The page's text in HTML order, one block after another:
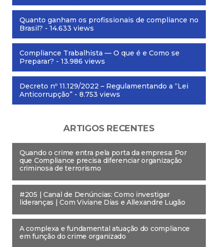
Quanto ganham os profissionais de compliance no
Brasil? - 14.633 views
Compliance Trabalhista — O que é e Como se
Preparar? - 13.986 views
Decreto nº 11.129/2022 – Regulamentando a “Lei
Anticorrupção” - 8.753 views
ARTIGOS RECENTES
Quando o crime entra pela porta da empresa: Por
que Compliance precisa diferenciar organização
criminosa de terrorismo
#205 | Canal de Denúncias: Como investigar
lideranças | Com Viviane Dias e Allexandre Lugão
A complexa e fundamental atuação do compliance
em função do crime organizado